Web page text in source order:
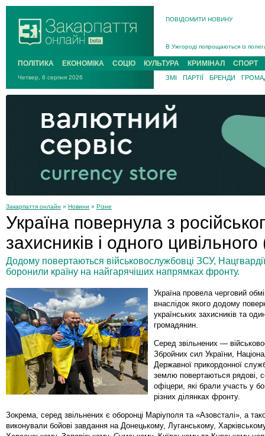
ПОВІДОМИТИ НОВИНУ
В Ужгороді попрощаються із
В Ужгороді 5 серпня
Підтвердили загибель
На війні з рф поліг військовий з
На Хустщині внаслідок ДТП за
Інструктора районного ТЦК на
ПОЛІТИКА ЕКОНОМІКА СОЦІО КУЛЬТУРА КРИМІНАЛ СПОРТ
Четвер, 6 серпня 2026 ЗМІ ПАРТІЇ БРЕНДИ
Закарпаття онлайн » Новини » Різне
Україна повернула з
захисників і одного
Додому повертаються військовослужбовці ЗСУ,
боронили країну на найгарячіших напрямках фронту.
Україна провела черговий
внаслідок якого додому
українських захисників та
громадянин.
Серед звільнених —
Збройних сил України,
Державної прикордонної
землю повертаються рядові,
офіцери, які брали участь у
різних ділянках фронту.
Зокрема, серед звільнених є оборонці Маріуполя та «Азовсталі», а
виконували бойові завдання на Донецькому, Луганському,